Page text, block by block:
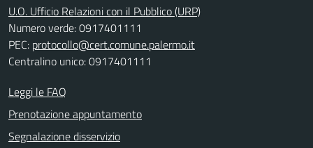
U.O. Ufficio Relazioni con il Pubblico (URP)
Numero verde: 0917401111
PEC: protocollo@cert.comune.palermo.it
Centralino unico: 0917401111
Leggi le FAQ
Prenotazione appuntamento
Segnalazione disservizio